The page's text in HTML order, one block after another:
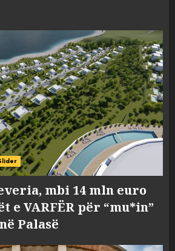
mbi 14 mln euro
e VARFËR për “mu*in”
Palasë